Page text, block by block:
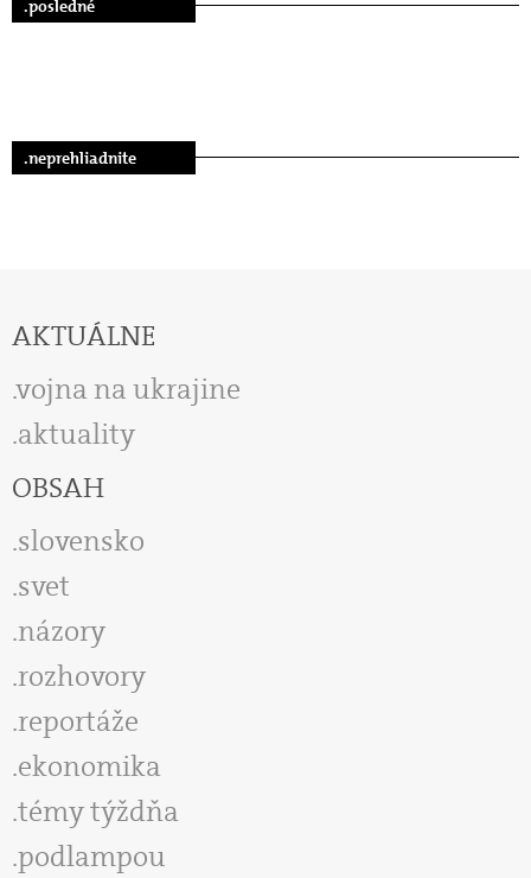
.posledné
.neprehliadnite
AKTUÁLNE
vojna na ukrajine
aktuality
OBSAH
slovensko
svet
názory
rozhovory
reportáže
ekonomika
témy týždňa
podlampou